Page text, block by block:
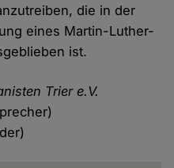
die in der
eines Martin-Luther-
ist.
Trier e.V.